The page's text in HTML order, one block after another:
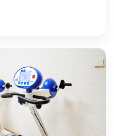
коллективов